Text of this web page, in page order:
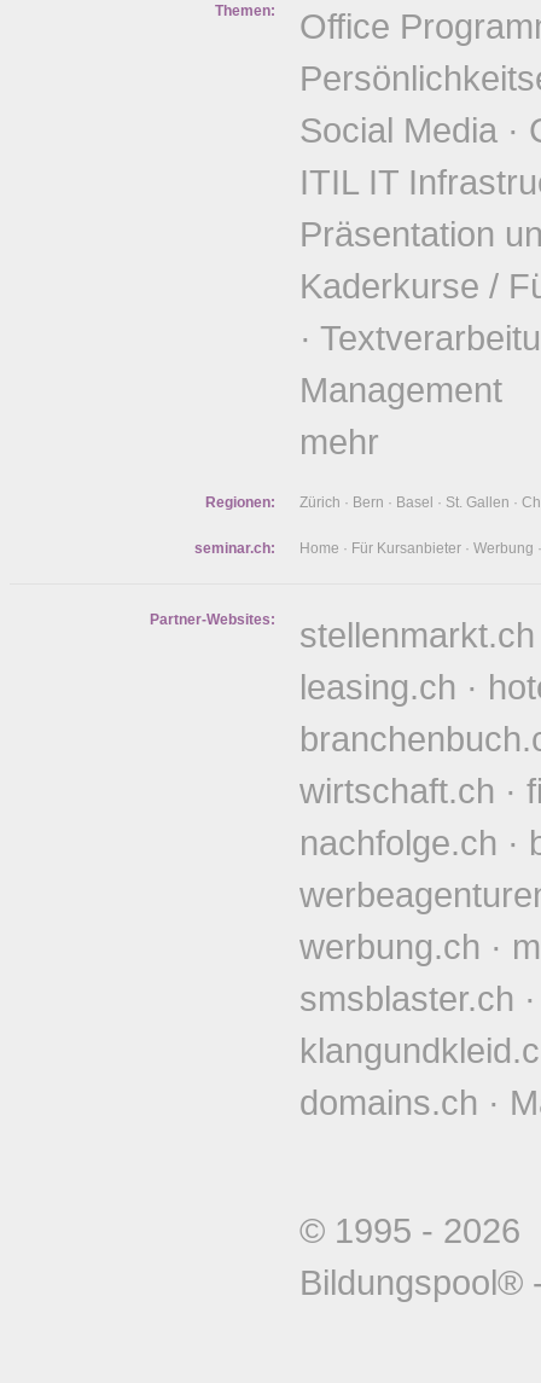
Themen:
Office
Social Media ·
ITIL IT
Präsentation
Kaderkurse /
·
Management
mehr
Regionen: Zürich · Bern · Basel · St. Gallen ·
seminar.ch: Home · Für Kursanbieter · Werbung
Partner-Websites: stellenmarkt.ch
leasing.ch ·
wirtschaft.ch ·
nachfolge.ch ·
werbung.ch ·
smsblaster.ch
domains.ch ·
© 1995 -
Bildungspool®